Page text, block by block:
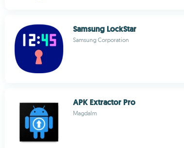
Samsung LockStar
Samsung Corporation
APK Extractor Pro
Magdalm